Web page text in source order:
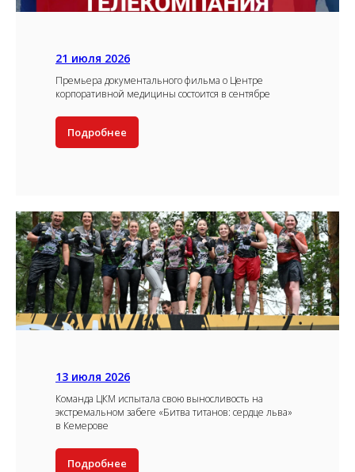
21 июля 2026
Премьера документального фильма о Центре
корпоративной медицины состоится в сентябре
Подробнее
13 июля 2026
Команда ЦКМ испытала свою выносливость на
экстремальном забеге «Битва титанов: сердце льва»
в Кемерове
Подробнее